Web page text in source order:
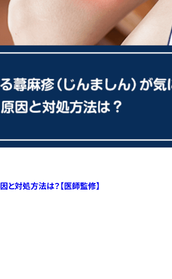
と対処方法は？【医師監修】